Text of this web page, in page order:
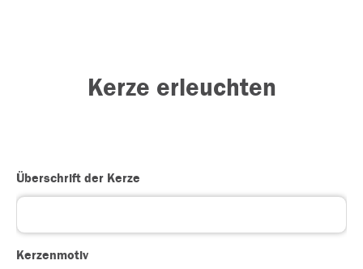
Kerze erleuchten
Überschrift der Kerze
Kerzenmotiv